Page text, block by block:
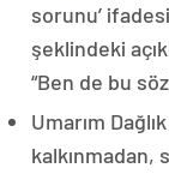
sorunu’
şeklindeki
“Ben de bu
Umarım
kalkınmadan,